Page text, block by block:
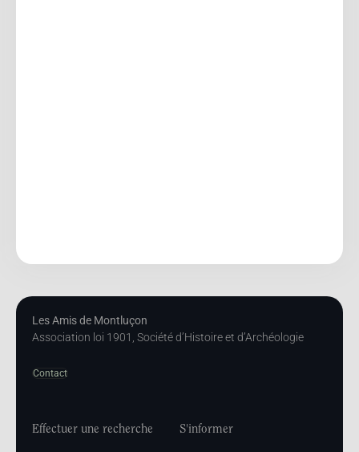
Les Amis de Montluçon
Association loi 1901, Société d’Histoire et d’Archéologie
Contact
Effectuer une recherche S'informer